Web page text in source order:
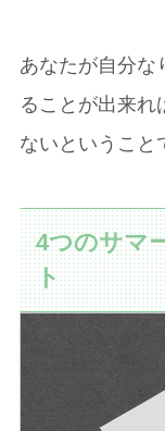
あなたが自分な
ることが出来れ
ないということ
4つのサマ
ト